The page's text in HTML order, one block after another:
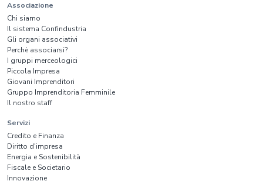
Associazione
Chi siamo
Il sistema Confindustria
Gli organi associativi
Perchè associarsi?
I gruppi merceologici
Piccola Impresa
Giovani Imprenditori
Gruppo Imprenditoria Femminile
Il nostro staff
Servizi
Credito e Finanza
Diritto d'impresa
Energia e Sostenibilità
Fiscale e Societario
Innovazione